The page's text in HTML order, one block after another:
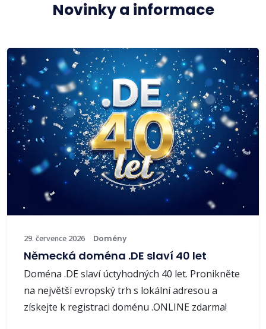
Novinky a informace
29. července 2026 Domény
Německá doména .DE slaví 40 let
Doména .DE slaví úctyhodných 40 let. Pronikněte
na největší evropský trh s lokální adresou a
získejte k registraci doménu .ONLINE zdarma!